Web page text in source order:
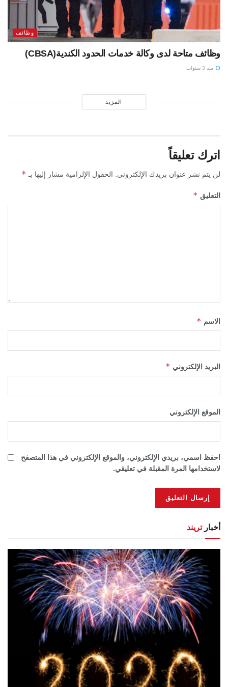
وظائف
وظائف متاحة لدى وكالة خدمات الحدود الكندية(CBSA)
منذ 3 سنوات
المزيد
اترك تعليقاً
لن يتم نشر عنوان بريدك الإلكتروني. الحقول الإلزامية مشار إليها بـ *
التعليق *
الاسم *
البريد الإلكتروني *
الموقع الإلكتروني
احفظ اسمي، بريدي الإلكتروني، والموقع الإلكتروني في هذا المتصفح
لاستخدامها المرة المقبلة في تعليقي.
أخبارتريند